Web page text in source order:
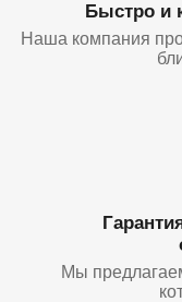
Быстро и
Наша компания
Мы